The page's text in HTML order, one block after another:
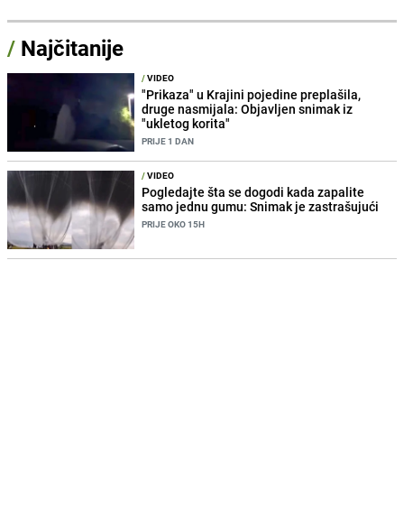
/ Najčitanije
/VIDEO
"Prikaza" u Krajini pojedine preplašila,
druge nasmijala: Objavljen snimak iz
"ukletog korita"
PRIJE 1 DAN
/VIDEO
Pogledajte šta se dogodi kada zapalite
samo jednu gumu: Snimak je zastrašujući
PRIJE OKO 15H